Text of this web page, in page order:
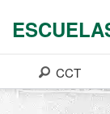
CCT